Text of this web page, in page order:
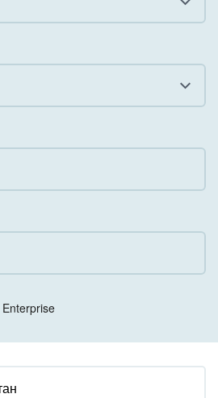
CRM
внедрения
ЖКХ
организации,
компании
организации